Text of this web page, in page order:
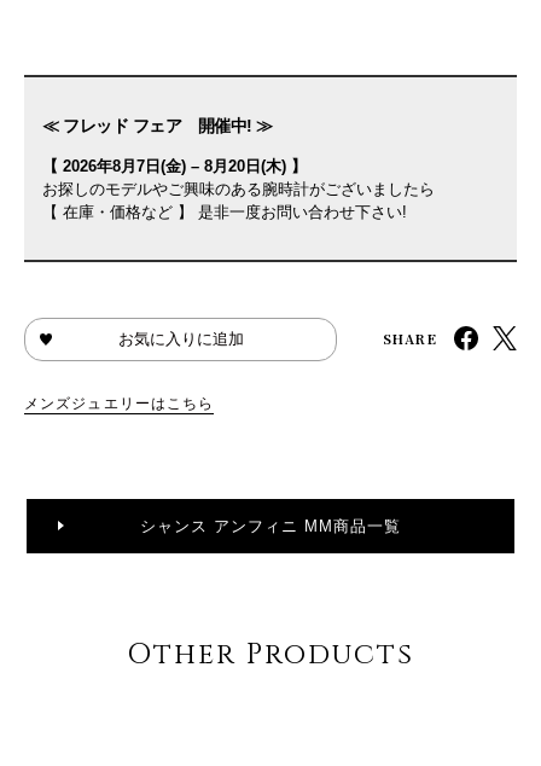
≪ フレッド フェア 開催中! ≫
【 2026年8月7日(金) – 8月20日(木) 】
お探しのモデルやご興味のある腕時計がございましたら
【 在庫・価格など 】 是非一度お問い合わせ下さい!
お気に入りに追加 SHARE
メンズジュエリーはこちら
シャンス アンフィニ MM商品一覧
Other Products